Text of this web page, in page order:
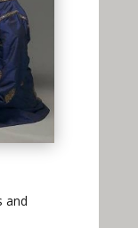
and